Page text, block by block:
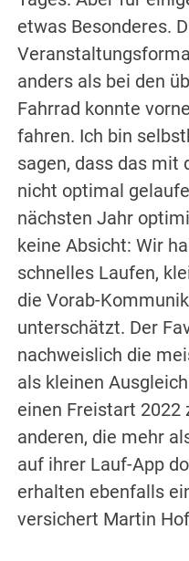
etwas Besonderes.
anders als bei den
Fahrrad konnte
fahren. Ich bin
sagen, dass das mit
nicht optimal
nächsten Jahr
keine Absicht: Wir
schnelles Laufen,
die Vorab-
unterschätzt. Der
nachweislich die
als kleinen
einen Freistart 2022
anderen, die mehr
auf ihrer Lauf-App
erhalten ebenfalls
versichert Martin